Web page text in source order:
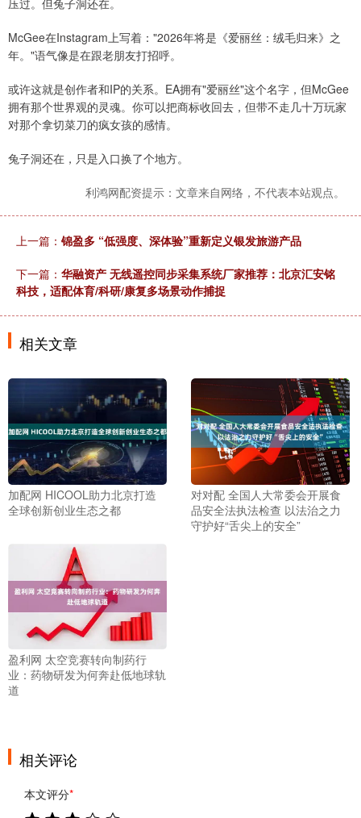
压过。但兔子洞还在。
McGee在Instagram上写着："2026年将是《爱丽丝：绒毛归来》之
年。"语气像是在跟老朋友打招呼。
或许这就是创作者和IP的关系。EA拥有"爱丽丝"这个名字，但McGee
拥有那个世界观的灵魂。你可以把商标收回去，但带不走几十万玩家
对那个拿切菜刀的疯女孩的感情。
兔子洞还在，只是入口换了个地方。
利鸿网配资提示：文章来自网络，不代表本站观点。
上一篇： 锦盈多 “低强度、深体验”重新定义银发旅游产品
下一篇： 华融资产 无线遥控同步采集系统厂家推荐：北京汇安铭
科技，适配体育/科研/康复多场景动作捕捉
相关文章
加配网 HICOOL助力北京打造
全球创新创业生态之都
对对配 全国人大常委会开展食
品安全法执法检查 以法治之力
守护好“舌尖上的安全”
盈利网 太空竞赛转向制药行
业：药物研发为何奔赴低地球轨
道
相关评论
本文评分*